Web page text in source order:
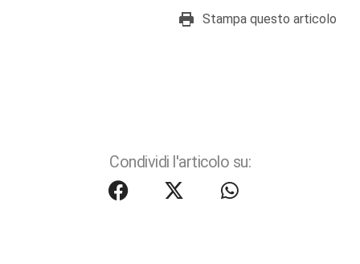
Stampa questo articolo
Condividi l'articolo su: